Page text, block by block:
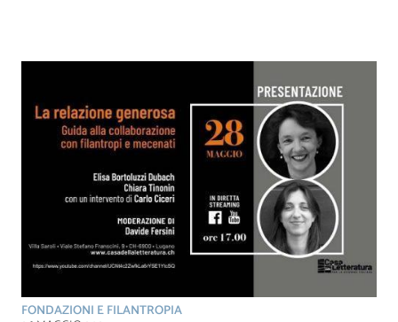
FONDAZIONI E FILANTROPIA